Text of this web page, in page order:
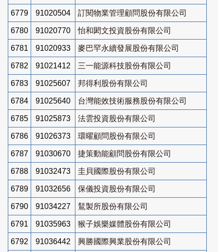
6779 91020504 訂閱物業管理顧問股份有限公司
6780 91020770 怡和閎文投資股份有限公司
6781 91020933 麥巴罕永續發展股份有限公司
6782 91021412 三一能源科技股份有限公司
6783 91025607 邦得利股份有限公司
6784 91025640 台灣能效技術服務股份有限公司
6785 91025873 法雲投資股份有限公司
6786 91026373 環曜顧問股份有限公司
6787 91030670 捷策動能顧問股份有限公司
6788 91032473 圭貝國際股份有限公司
6789 91032656 保儀投資股份有限公司
6790 91034227 鵟製所股份有限公司
6791 91035963 猴子娛樂媒體股份有限公司
6792 91036442 興勝國際興業股份有限公司